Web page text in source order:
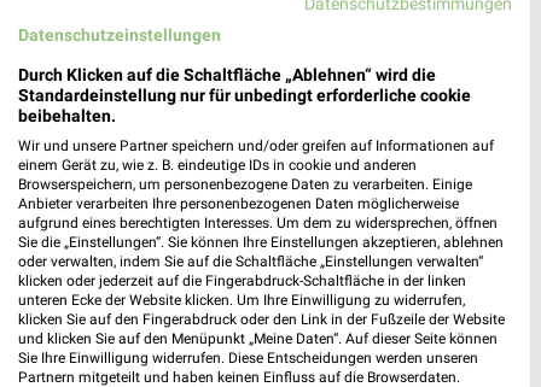
Jetzt alle "Urlaub & Reisen" Themen entdecken!
Datenschutzeinstellungen
Durch Klicken auf die Schaltfläche „Ablehnen“ wird die
Standardeinstellung nur für unbedingt erforderliche cookie
beibehalten.
Wir und unsere Partner speichern und/oder greifen auf Informationen auf
einem Gerät zu, wie z. B. eindeutige IDs in cookie und anderen
Browserspeichern, um personenbezogene Daten zu verarbeiten. Einige
Anbieter verarbeiten Ihre personenbezogenen Daten möglicherweise
aufgrund eines berechtigten Interesses. Um dem zu widersprechen, öffnen
Sie die „Einstellungen“. Sie können Ihre Einstellungen akzeptieren, ablehnen
oder verwalten, indem Sie auf die Schaltfläche „Einstellungen verwalten“
klicken oder jederzeit auf die Fingerabdruck-Schaltfläche in der linken
unteren Ecke der Website klicken. Um Ihre Einwilligung zu widerrufen,
klicken Sie auf den Fingerabdruck oder den Link in der Fußzeile der Website
und klicken Sie auf den Menüpunkt „Meine Daten“. Auf dieser Seite können
Sie Ihre Einwilligung widerrufen. Diese Entscheidungen werden unseren
Partnern mitgeteilt und haben keinen Einfluss auf die Browserdaten.